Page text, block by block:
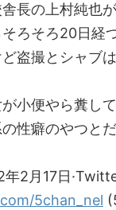
長の上村純也
ろそろ20日経
盗撮とシャブ
小便やら糞し
性癖のやつと
年2月17日
5chan_nel